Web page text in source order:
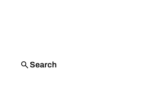
SearchSearch